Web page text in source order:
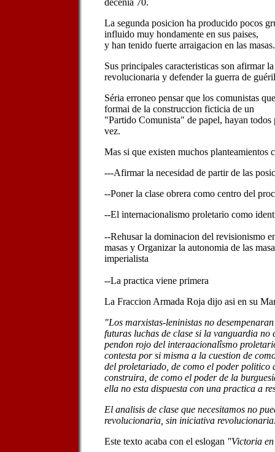
decenia 70.
La segunda posicion ha producido pocos
influido muy hondamente en sus paises,
y han tenido fuerte arraigacion en las masas.
Sus principales caracteristicas son afirmar
revolucionaria y defender la guerra de
Séria erroneo pensar que los comunistas
formai de la construccion ficticia de un
"Partido Comunista" de papel, hayan todos
vez.
Mas si que existen muchos planteamientos
---Afirmar la necesidad de partir de las
--Poner la clase obrera como centro del
--El internacionalismo proletario como
--Rehusar la dominacion del revisionismo
masas y Organizar la autonomia de las
imperialista
--La practica viene primera
La Fraccion Armada Roja dijo asi en su
"Los marxistas-leninistas no
futuras luchas de clase si la vanguardia no
pendon rojo del interaacionalîsmo
contesta por si misma a la cuestion de
del proletariado, de como el poder politico
construira, de como el poder de la
ella no esta dispuesta con una practica a
El analisis de clase que necesitamos no
revolucionaria, sin iniciativa
Este texto acaba con el eslogan "Victoria